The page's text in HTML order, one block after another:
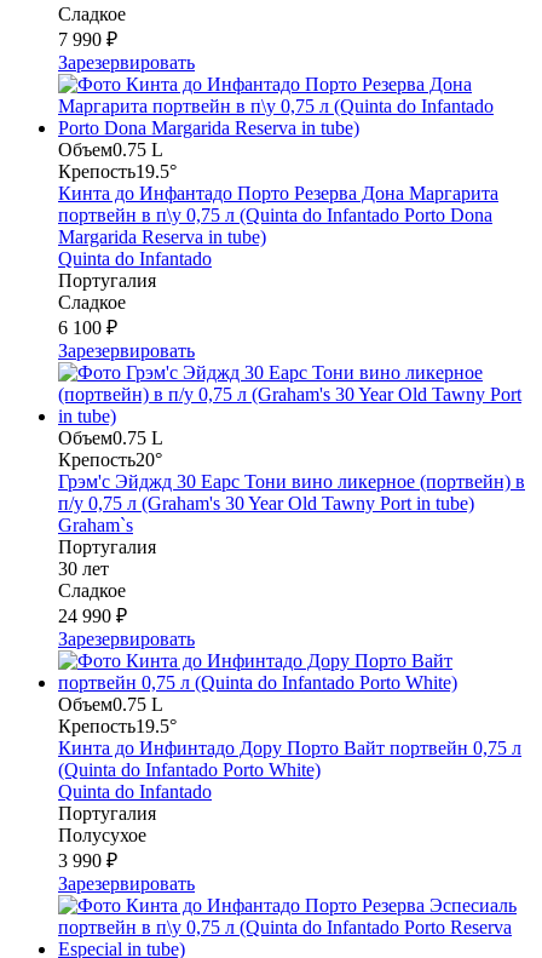
Сладкое
7 990 ₽
Зарезервировать
Объем0.75 L
Крепость19.5°
Кинта до Инфантадо Порто Резерва Дона Маргарита
портвейн в п\у 0,75 л (Quinta do Infantado Porto Dona
Margarida Reserva in tube)
Quinta do Infantado
Португалия
Сладкое
6 100 ₽
Зарезервировать
Объем0.75 L
Крепость20°
Грэм'с Эйджд 30 Еарс Тони вино ликерное (портвейн) в
п/у 0,75 л (Graham's 30 Year Old Tawny Port in tube)
Graham`s
Португалия
30 лет
Сладкое
24 990 ₽
Зарезервировать
Объем0.75 L
Крепость19.5°
Кинта до Инфинтадо Дору Порто Вайт портвейн 0,75 л
(Quinta do Infantado Porto White)
Quinta do Infantado
Португалия
Полусухое
3 990 ₽
Зарезервировать